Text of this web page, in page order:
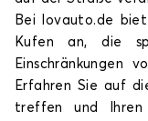
Bei lovauto.de
Kufen an, die
Einschränkungen
Erfahren Sie auf
treffen und Ihren